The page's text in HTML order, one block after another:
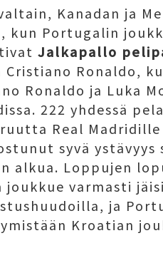
Kanadan ja
kun Portugalin
Jalkapallo
Cristiano Ronaldo,
Ronaldo ja Luka
222 yhdessä
Real
syvä
alkua. Loppujen
joukkue varmasti
ja
Kroatian